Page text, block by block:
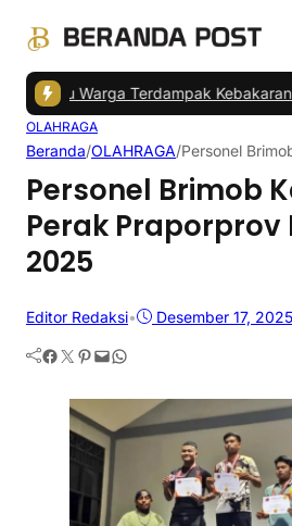
Warga Terdampak Kebakaran di
OLAHRAGA
Beranda/OLAHRAGA/Personel
Personel Brimob
Perak Praporprov
2025
Editor Redaksi• Desember 17, 2025
Facebook Twitter Pinterest Mail WhatsApp